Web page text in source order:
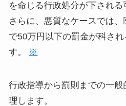
を命じる行政処分が下される
さらに、悪質なケースでは
で50万円以下の罰金が科さ
す。
※
行政指導から罰則までの一
理します。